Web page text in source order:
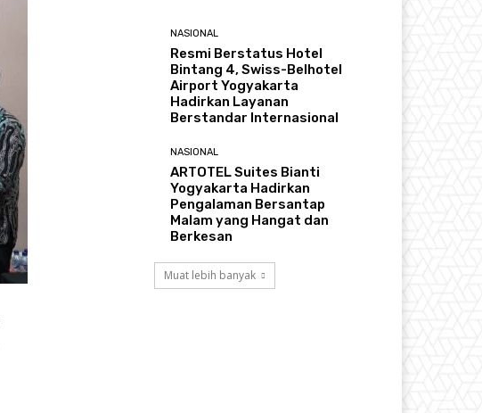
NASIONAL
Resmi Berstatus Hotel
Bintang 4, Swiss-Belhotel
Airport Yogyakarta
Hadirkan Layanan
Berstandar Internasional
NASIONAL
ARTOTEL Suites Bianti
Yogyakarta Hadirkan
Pengalaman Bersantap
Malam yang Hangat dan
Berkesan
Muat lebih banyak